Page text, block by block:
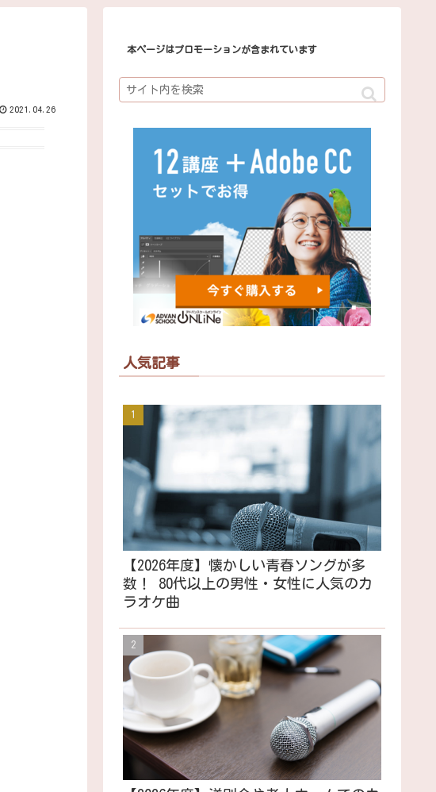
2021.04.26
本ページはプロモーションが含まれています
人気記事
【2026年度】懐かしい青春ソングが多
数！ 80代以上の男性・女性に人気のカ
ラオケ曲